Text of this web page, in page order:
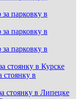
парковку в
парковку в
парковку в
стоянку в Курске
стоянку в
стоянку в Липецке